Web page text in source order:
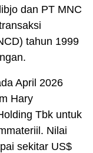
dan PT MNC
tahun 1999
April 2026
Hary
Tbk untuk
Nilai
sekitar US$